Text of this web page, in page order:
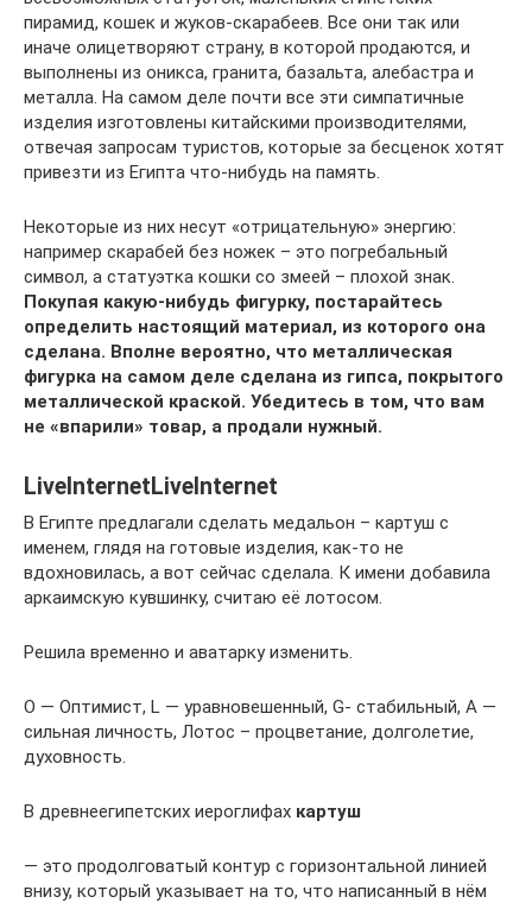
пирамид, кошек и жуков-скарабеев. Все они так или
иначе олицетворяют страну, в которой продаются, и
выполнены из оникса, гранита, базальта, алебастра и
металла. На самом деле почти все эти симпатичные
изделия изготовлены китайскими производителями,
отвечая запросам туристов, которые за бесценок хотят
привезти из Египта что-нибудь на память.
Некоторые из них несут «отрицательную» энергию:
например скарабей без ножек – это погребальный
символ, а статуэтка кошки со змеей – плохой знак.
Покупая какую-нибудь фигурку, постарайтесь
определить настоящий материал, из которого она
сделана. Вполне вероятно, что металлическая
фигурка на самом деле сделана из гипса, покрытого
металлической краской. Убедитесь в том, что вам
не «впарили» товар, а продали нужный.
LiveInternetLiveInternet
В Египте предлагали сделать медальон – картуш с
именем, глядя на готовые изделия, как-то не
вдохновилась, а вот сейчас сделала. К имени добавила
аркаимскую кувшинку, считаю её лотосом.
Решила временно и аватарку изменить.
O — Оптимист, L — уравновешенный, G- стабильный, A —
сильная личность, Лотос – процветание, долголетие,
духовность.
В древнеегипетских иероглифах картуш
— это продолговатый контур с горизонтальной линией
внизу, который указывает на то, что написанный в нём